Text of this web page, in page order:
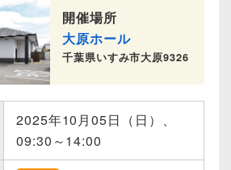
開催場所
大原ホール
千葉県いすみ市大原9326
2025年10月05日（日）、
09:30～14:00